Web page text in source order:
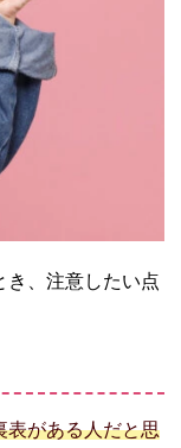
き、注意したい点
表がある人だと思